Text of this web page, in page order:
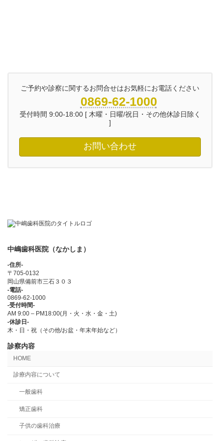
ご予約や診察に関するお問合せはお気軽にお電話ください
0869-62-1000
受付時間 9:00-18:00 [ 木曜・日曜/祝日・その他休診日除く
]
お問い合わせ
中嶋歯科医院（なかしま）
-住所-
〒705-0132
岡山県備前市三石３０３
-電話-
0869-62-1000
-受付時間-
AM 9:00 – PM18:00(月・火・水・金・土)
-休診日-
木・日・祝（その他/お盆・年末年始など）
診察内容
HOME
診療内容について
一般歯科
矯正歯科
子供の歯科治療